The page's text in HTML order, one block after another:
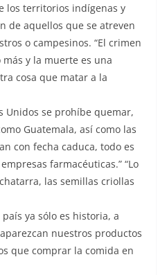
los territorios indígenas y
de aquellos que se atreven
o campesinos. “El crimen
y la muerte es una
cosa que matar a la
Unidos se prohíbe quemar,
Guatemala, así como las
con fecha caduca, todo es
farmacéuticas.” “Lo
las semillas criollas
ya sólo es historia, a
nuestros productos
que comprar la comida en